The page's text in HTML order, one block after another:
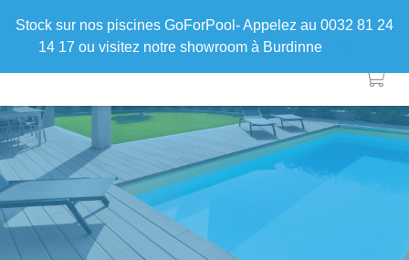
Stock sur nos piscines GoForPool- Appelez au 0032 81 24
14 17 ou visitez notre showroom à Burdinne